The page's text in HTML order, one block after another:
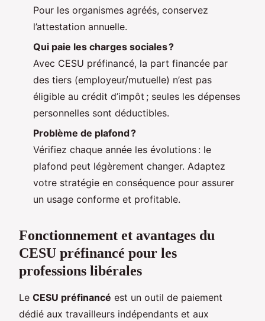
Pour les organismes agréés, conservez
l’attestation annuelle.
Qui paie les charges sociales ?
Avec CESU préfinancé, la part financée par
des tiers (employeur/mutuelle) n’est pas
éligible au crédit d’impôt ; seules les dépenses
personnelles sont déductibles.
Problème de plafond ?
Vérifiez chaque année les évolutions : le
plafond peut légèrement changer. Adaptez
votre stratégie en conséquence pour assurer
un usage conforme et profitable.
Fonctionnement et avantages du
CESU préfinancé pour les
professions libérales
Le CESU préfinancé est un outil de paiement
dédié aux travailleurs indépendants et aux